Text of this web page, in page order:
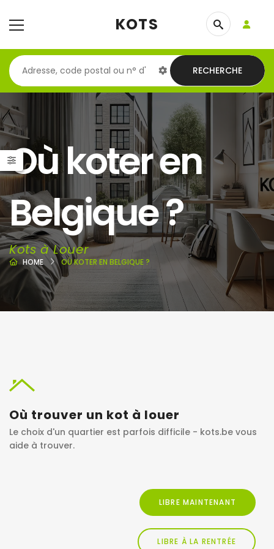
KOTS
RECHERCHE
Où koter en
Belgique ?
Kots à Louer
HOME OÙ KOTER EN BELGIQUE ?
Où trouver un kot à louer
Le choix d'un quartier est parfois difficile - kots.be vous
aide à trouver.
LIBRE MAINTENANT
LIBRE À LA RENTRÉE